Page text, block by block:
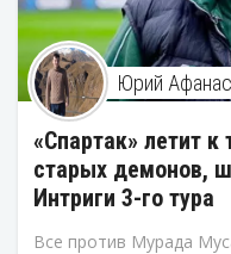
Юрий
«Спартак» летит к
старых демонов,
Интриги 3-го тура
Все против Мурада